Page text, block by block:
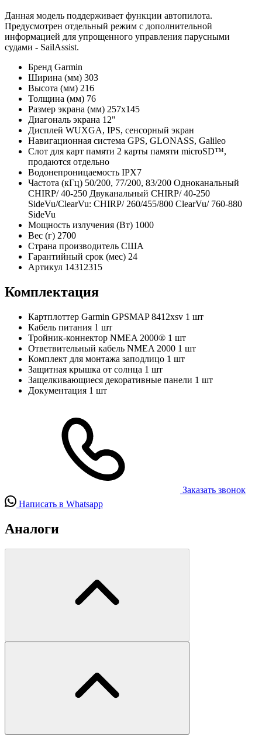
Данная модель поддерживает функции автопилота.
Предусмотрен отдельный режим с дополнительной
информацией для упрощенного управления парусными
судами - SailAssist.
Бренд Garmin
Ширина (мм) 303
Высота (мм) 216
Толщина (мм) 76
Размер экрана (мм) 257х145
Диагональ экрана 12"
Дисплей WUXGA, IPS, сенсорный экран
Навигационная система GPS, GLONASS, Galileo
Слот для карт памяти 2 карты памяти microSD™,
продаются отдельно
Водонепроницаемость IPX7
Частота (кГц) 50/200, 77/200, 83/200 Одноканальный
CHIRP/ 40-250 Двуканальный CHIRP/ 40-250
SideVu/ClearVu: CHIRP/ 260/455/800 ClearVu/ 760-880
SideVu
Мощность излучения (Вт) 1000
Вес (г) 2700
Страна производитель США
Гарантийный срок (мес) 24
Артикул 14312315
Комплектация
Картплоттер Garmin GPSMAP 8412xsv 1 шт
Кабель питания 1 шт
Тройник-коннектор NMEA 2000® 1 шт
Ответвительный кабель NMEA 2000 1 шт
Комплект для монтажа заподлицо 1 шт
Защитная крышка от солнца 1 шт
Защелкивающиеся декоративные панели 1 шт
Документация 1 шт
Заказать звонок
Написать в Whatsapp
Аналоги